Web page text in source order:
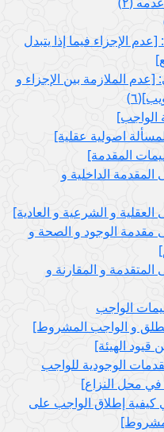
[عدم الإجزاء فيما إذا يتبدل
[عدم الملازمة بين الإجزاء و
الواجب‏]
اصولية عقلية]
المقدمة]
المقدمة الداخلية و
مقدمة الوجود و الصحة و
المتقدمة و المقارنة و
الواجب
الهيئة]
الوجودية للواجب
محل النزاع‏]
كيفية إطلاق الواجب على